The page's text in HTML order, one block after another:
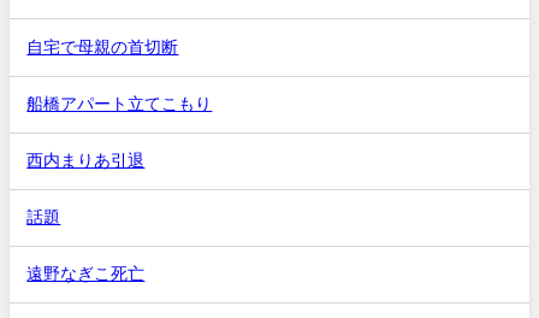
自宅で母親の首切断
船橋アパート立てこもり
西内まりあ引退
話題
遠野なぎこ死亡